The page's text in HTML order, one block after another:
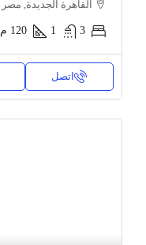
القاهرة الجديدة, مصر
3
1
120 م2
اتصل